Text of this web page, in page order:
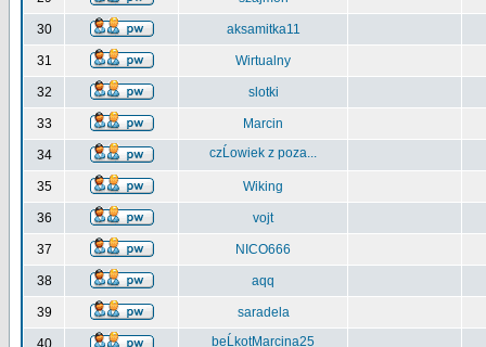
30 aksamitka11
31 Wirtualny
32 slotki
33 Marcin
34 czĹowiek z poza...
35 Wiking
36 vojt
37 NICO666
38 aqq
39 saradela
40 beĹkotMarcina25